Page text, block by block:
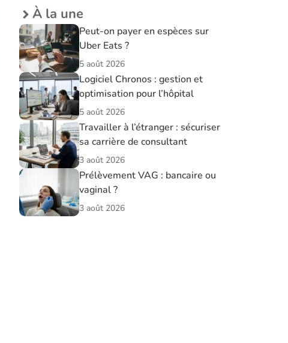
À la une
Peut-on payer en espèces sur
Uber Eats ?
5 août 2026
Logiciel Chronos : gestion et
optimisation pour l’hôpital
5 août 2026
Travailler à l’étranger : sécuriser
sa carrière de consultant
3 août 2026
Prélèvement VAG : bancaire ou
vaginal ?
3 août 2026